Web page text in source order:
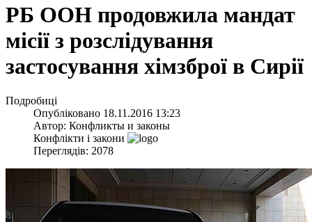
​РБ ООН продовжила мандат
місії з розслідування
застосування хімзброї в Сирії
Подробиці
Опубліковано 18.11.2016 13:23
Автор: Конфликты и законы
Конфлікти і закони
Переглядів: 2078